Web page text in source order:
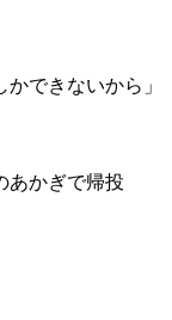
できないから」
あかぎで帰投